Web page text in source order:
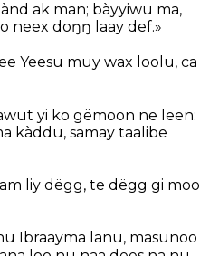
ak man; bàyyiwu ma,
neex doŋŋ laay def.»
Yeesu muy wax loolu, ca
yi ko gëmoon ne leen:
kàddu, samay taalibe
liy dëgg, te dëgg gi moo
Ibraayma lanu, masunoo